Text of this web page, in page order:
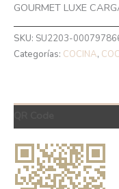
GOURMET LUXE
SKU: SU2203-
Categorías: COCINA,